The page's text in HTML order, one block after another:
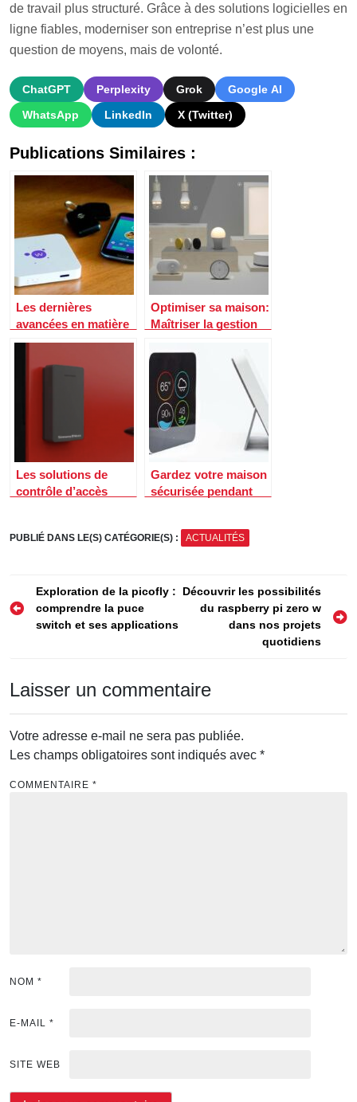
de travail plus structuré. Grâce à des solutions logicielles en
ligne fiables, moderniser son entreprise n’est plus une
question de moyens, mais de volonté.
ChatGPT Perplexity Grok
Google AI
WhatsApp
LinkedIn X (Twitter)
Publications Similaires :
Les dernières
avancées en matière
de surveillance de la
gaz domotique
Optimiser sa maison:
Maîtriser la gestion
fonction de la
luminosité avec la
domotique
Les solutions de
contrôle d’accès
Gardez votre maison
sécurisée pendant
domotique
PUBLIÉ DANS LE(S) CATÉGORIE(S) : ACTUALITÉS
Navigation
de
Exploration de la picofly :
comprendre la puce
switch et ses applications
Découvrir les possibilités
du raspberry pi zero w
dans nos projets
quotidiens
Laisser un commentaire
Votre adresse e-mail ne sera pas publiée.
Les champs obligatoires sont indiqués avec *
COMMENTAIRE *
NOM *
E-MAIL *
SITE WEB